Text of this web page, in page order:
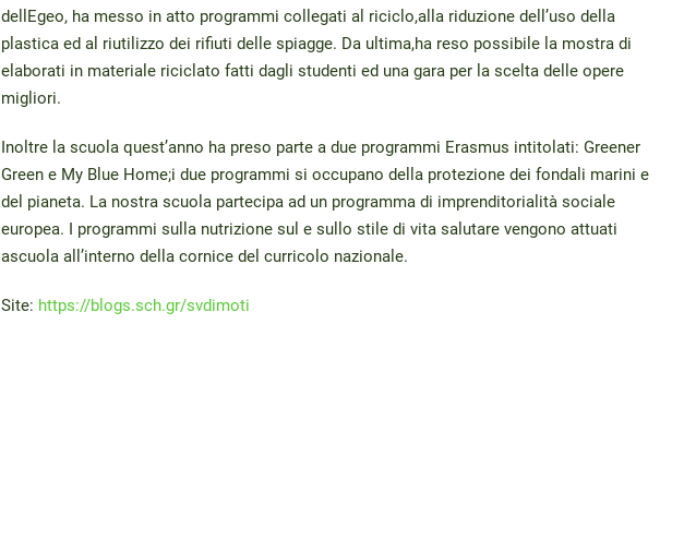
dellEgeo, ha messo in atto programmi collegati al riciclo,alla riduzione dell’uso della
plastica ed al riutilizzo dei rifiuti delle spiagge. Da ultima,ha reso possibile la mostra di
elaborati in materiale riciclato fatti dagli studenti ed una gara per la scelta delle opere
migliori.
Inoltre la scuola quest’anno ha preso parte a due programmi Erasmus intitolati: Greener
Green e My Blue Home;i due programmi si occupano della protezione dei fondali marini e
del pianeta. La nostra scuola partecipa ad un programma di imprenditorialità sociale
europea. I programmi sulla nutrizione sul e sullo stile di vita salutare vengono attuati
ascuola all’interno della cornice del curricolo nazionale.
Site: https://blogs.sch.gr/svdimoti